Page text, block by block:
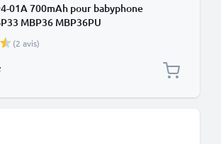
01A 700mAh pour babyphone
MBP36 MBP36PU
(2 avis)